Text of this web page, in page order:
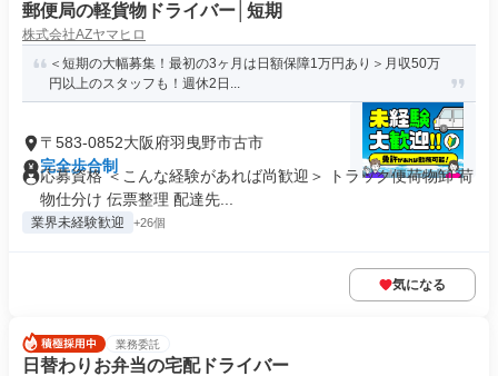
郵便局の軽貨物ドライバー│短期
株式会社AZヤマヒロ
＜短期の大幅募集！最初の3ヶ月は日額保障1万円あり＞月収50万
円以上のスタッフも！週休2日...
〒583-0852大阪府羽曳野市古市
完全歩合制
応募資格 ＜こんな経験があれば尚歓迎＞ トラック便荷物卸 荷
物仕分け 伝票整理 配達先...
業界未経験歓迎 +26個
気になる
業務委託
日替わりお弁当の宅配ドライバー